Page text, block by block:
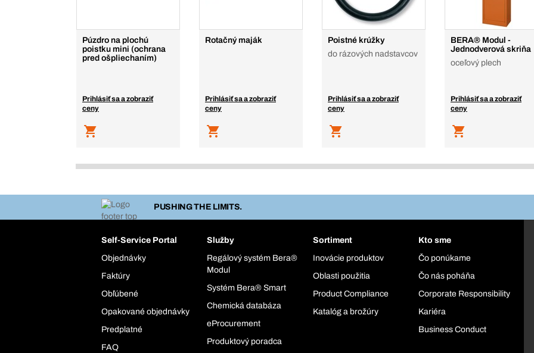
Púzdro na plochú
poistku mini (ochrana
pred ošpliechaním)
Prihlásiť sa a zobraziť
ceny
Rotačný maják
Prihlásiť sa a zobraziť
ceny
Poistné krúžky
do rázových nadstavcov
Prihlásiť sa a zobraziť
ceny
BERA® Modul -
Jednodverová skriňa
oceľový plech
Prihlásiť sa a zobraziť
ceny
PUSHING THE LIMITS.
Self-Service Portal
Objednávky
Faktúry
Obľúbené
Opakované objednávky
Predplatné
FAQ
Služby
Regálový systém Bera®
Modul
Systém Bera® Smart
Chemická databáza
eProcurement
Produktový poradca
Sortiment
Inovácie produktov
Oblasti použitia
Product Compliance
Katalóg a brožúry
Kto sme
Čo ponúkame
Čo nás poháňa
Corporate Responsibility
Kariéra
Business Conduct